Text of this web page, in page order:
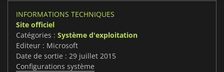
INFORMATIONS TECHNIQUES
Site officiel
Catégories : Système d'exploitation
Editeur : Microsoft
Date de sortie : 29 juillet 2015
Configurations système